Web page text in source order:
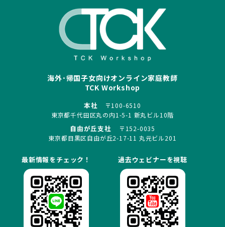
海外･帰国子女向けオンライン家庭教師
TCK Workshop
本社
〒100-6510
東京都千代田区丸の内1-5-1 新丸ビル10階
自由が丘支社
〒152-0035
東京都目黒区自由が丘2-17-11 丸元ビル201
最新情報をチェック！ 過去ウェビナーを視聴